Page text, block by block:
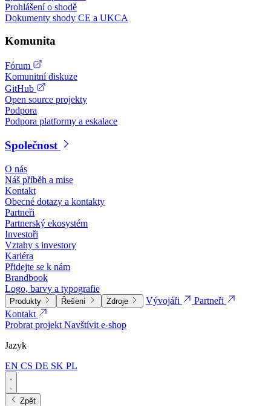
Prohlášení o shodě
Dokumenty shody CE a UKCA
Komunita
Fórum
Komunitní diskuze
GitHub
Open source projekty
Podpora
Podpora platformy a eskalace
Společnost
O nás
Náš příběh a mise
Kontakt
Obecné dotazy a kontakty
Partneři
Partnerský ekosystém
Investoři
Vztahy s investory
Kariéra
Přidejte se k nám
Brandbook
Logo, barvy a typografie
Produkty Řešení Zdroje Vývojáři
Partneři
Kontakt
Probrat projektNavštívit e-shop
Jazyk
EN CS DE SK PL
Zpět